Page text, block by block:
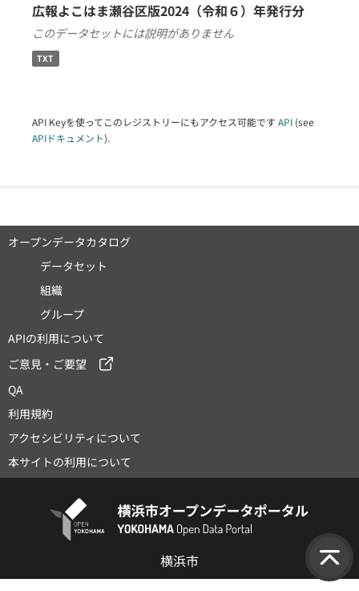
広報よこはま瀬谷区版2024（令和６）年発行分
このデータセットには説明がありません
TXT
API Keyを使ってこのレジストリーにもアクセス可能です API (see
APIドキュメント).
オープンデータカタログ
データセット
組織
グループ
APIの利用について
ご意見・ご要望
QA
利用規約
アクセシビリティについて
本サイトの利用について
横浜市